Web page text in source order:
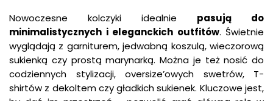
Nowoczesne kolczyki idealnie pasują do
minimalistycznych i eleganckich outfitów. Świetnie
wyglądają z garniturem, jedwabną koszulą, wieczorową
sukienką czy prostą marynarką. Można je też nosić do
codziennych stylizacji, oversize’owych swetrów, T-
shirtów z dekoltem czy gładkich sukienek. Kluczowe jest,